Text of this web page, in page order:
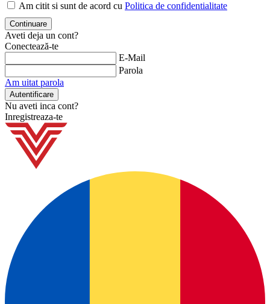
Am citit si sunt de acord cu Politica de confidentialitate
Aveti deja un cont?
Conectează-te
E-Mail
Parola
Am uitat parola
Nu aveti inca cont?
Inregistreaza-te